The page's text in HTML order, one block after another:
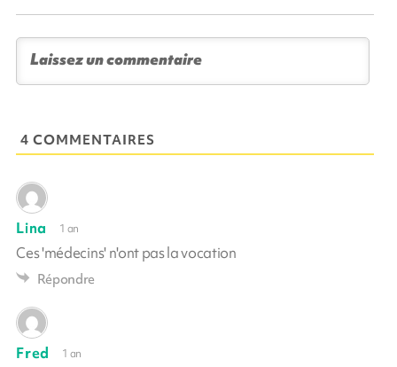
4 COMMENTAIRES
Lina 1 an
Ces 'médecins' n'ont pas la vocation
Répondre
Fred 1 an